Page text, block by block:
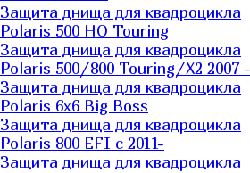
Защита днища для квадроцикла
Polaris 500 HO Touring
Защита днища для квадроцикла
Polaris 500/800 Touring/X2 2007 -
Защита днища для квадроцикла
Polaris 6х6 Big Boss
Защита днища для квадроцикла
Polaris 800 EFI с 2011-
Защита днища для квадроцикла